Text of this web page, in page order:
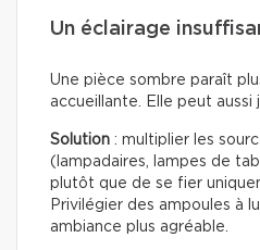
Un éclairage
Une pièce sombre paraît
accueillante. Elle peut aussi
Solution : multiplier les
(lampadaires, lampes de
plutôt que de se fier
Privilégier des ampoules à
ambiance plus agréable.